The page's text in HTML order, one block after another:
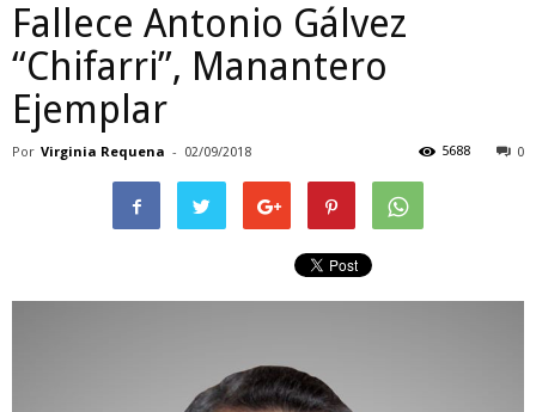
Fallece Antonio Gálvez
“Chifarri”, Manantero
Ejemplar
Por Virginia Requena - 02/09/2018 0
5688